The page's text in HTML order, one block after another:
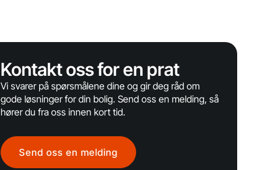
Kontakt oss for en prat
Vi svarer på spørsmålene dine og gir deg råd om
gode løsninger for din bolig. Send oss en melding, så
hører du fra oss innen kort tid.
Send oss en melding